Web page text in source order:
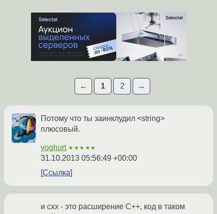
← 1 2 →
Потому что ты заинклудил <string>
плюсовый.
yoghurt ★★★★★
31.10.2013 05:56:49 +00:00
Ссылка
и cxx - это расширение C++, код в таком